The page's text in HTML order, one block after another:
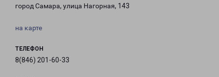
город Самара, улица Нагорная, 143
на карте
ТЕЛЕФОН
8(846) 201-60-33